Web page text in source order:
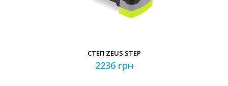
СТЕП ZEUS STEP
2236 грн